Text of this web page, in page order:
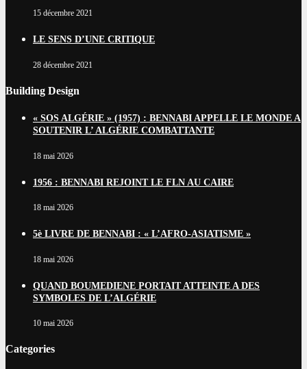
15 décembre 2021
LE SENS D’UNE CRITIQUE
28 décembre 2021
Building Design
« SOS ALGÉRIE » (1957) : BENNABI APPELLE LE MONDE A
SOUTENIR L’ ALGÉRIE COMBATTANTE
18 mai 2026
1956 : BENNABI REJOINT LE FLN AU CAIRE
18 mai 2026
5è LIVRE DE BENNABI : « L’AFRO-ASIATISME »
18 mai 2026
QUAND BOUMEDIENE PORTAIT ATTEINTE A DES
SYMBOLES DE L’ALGÉRIE
10 mai 2026
Categories